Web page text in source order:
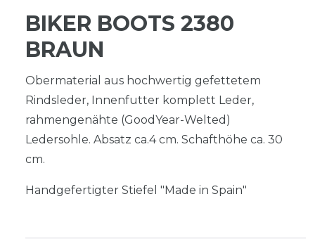
BIKER BOOTS 2380
BRAUN
Obermaterial aus hochwertig gefettetem
Rindsleder, Innenfutter komplett Leder,
rahmengenähte (GoodYear-Welted)
Ledersohle. Absatz ca.4 cm. Schafthöhe ca. 30
cm.
Handgefertigter Stiefel "Made in Spain"